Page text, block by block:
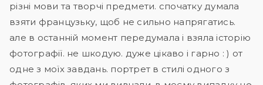
різні мови та творчі предмети. спочатку думала
взяти французьку, щоб не сильно напрягатись.
але в останній момент передумала і взяла історію
фотографії. не шкодую. дуже цікаво і гарно : ) от
одне з моїх завдань. портрет в стилі одного з